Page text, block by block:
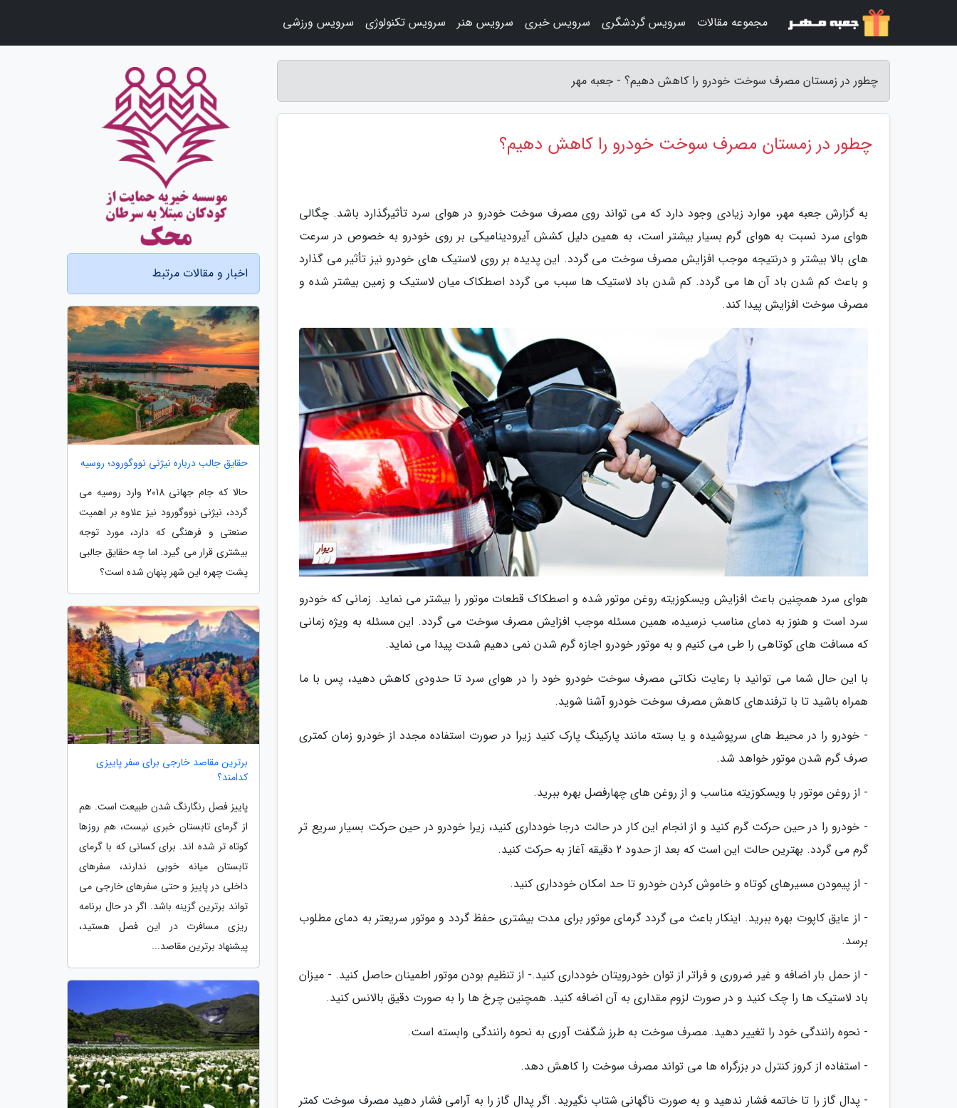
چطور در زمستان مصرف سوخت خودرو را کاهش دهیم؟ - جعبه مهر
چطور در زمستان مصرف سوخت خودرو را کاهش دهیم؟
به گزارش جعبه مهر، موارد زیادی وجود دارد که می تواند روی مصرف سوخت خودرو در هوای سرد تأثیرگذارد باشد. چگالی
هوای سرد نسبت به هوای گرم بسیار بیشتر است، به همین دلیل کشش آیرودینامیکی بر روی خودرو به خصوص در سرعت
های بالا بیشتر و درنتیجه موجب افزایش مصرف سوخت می گردد. این پدیده بر روی لاستیک های خودرو نیز تأثیر می گذارد
و باعث کم شدن باد آن ها می گردد. کم شدن باد لاستیک ها سبب می گردد اصطکاک میان لاستیک و زمین بیشتر شده و
مصرف سوخت افزایش پیدا کند.
هوای سرد همچنین باعث افزایش ویسکوزیته روغن موتور شده و اصطکاک قطعات موتور را بیشتر می نماید. زمانی که خودرو
سرد است و هنوز به دمای مناسب نرسیده، همین مسئله موجب افزایش مصرف سوخت می گردد. این مسئله به ویژه زمانی
که مسافت های کوتاهی را طی می کنیم و به موتور خودرو اجازه گرم شدن نمی دهیم شدت پیدا می نماید.
با این حال شما می توانید با رعایت نکاتی مصرف سوخت خودرو خود را در هوای سرد تا حدودی کاهش دهید، پس با ما
همراه باشید تا با ترفندهای کاهش مصرف سوخت خودرو آشنا شوید.
- خودرو را در محیط های سرپوشیده و یا بسته مانند پارکینگ پارک کنید زیرا در صورت استفاده مجدد از خودرو زمان کمتری
صرف گرم شدن موتور خواهد شد.
- از روغن موتور با ویسکوزیته مناسب و از روغن های چهارفصل بهره ببرید.
- خودرو را در حین حرکت گرم کنید و از انجام این کار در حالت درجا خودداری کنید، زیرا خودرو در حین حرکت بسیار سریع تر
گرم می گردد. بهترین حالت این است که بعد از حدود 2 دقیقه آغاز به حرکت کنید.
- از پیمودن مسیرهای کوتاه و خاموش کردن خودرو تا حد امکان خودداری کنید.
- از عایق کاپوت بهره ببرید. اینکار باعث می گردد گرمای موتور برای مدت بیشتری حفظ گردد و موتور سریعتر به دمای مطلوب
برسد.
- از حمل بار اضافه و غیر ضروری و فراتر از توان خودرویتان خودداری کنید.- از تنظیم بودن موتور اطمینان حاصل کنید. - میزان
باد لاستیک ها را چک کنید و در صورت لزوم مقداری به آن اضافه کنید. همچنین چرخ ها را به صورت دقیق بالانس کنید.
- نحوه رانندگی خود را تغییر دهید. مصرف سوخت به طرز شگفت آوری به نحوه رانندگی وابسته است.
- استفاده از کروز کنترل در بزرگراه ها می تواند مصرف سوخت را کاهش دهد.
- پدال گاز را تا خاتمه فشار ندهید و به صورت ناگهانی شتاب نگیرید. اگر پدال گاز را به آرامی فشار دهید مصرف سوخت کمتر
اخبار و مقالات مرتبط
حقایق جالب درباره نیژنی نووگورود؛ روسیه
حالا که جام جهانی 2018 وارد روسیه می
گردد، نیژنی نووگورود نیز علاوه بر اهمیت
صنعتی و فرهنگی که دارد، مورد توجه
بیشتری قرار می گیرد. اما چه حقایق جالبی
پشت چهره این شهر پنهان شده است؟
برترین مقاصد خارجی برای سفر پاییزی
کدامند؟
پاییز فصل رنگارنگ شدن طبیعت است. هم
از گرمای تابستان خبری نیست، هم روزها
کوتاه تر شده اند. برای کسانی که با گرمای
تابستان میانه خوبی ندارند، سفرهای
داخلی در پاییز و حتی سفرهای خارجی می
تواند برترین گزینه باشد. اگر در حال برنامه
ریزی مسافرت در این فصل هستید،
پیشنهاد برترین مقاصد...
مجموعه مقالات سرویس گردشگری سرویس خبری سرویس هنر سرویس تکنولوژی سرویس ورزشی